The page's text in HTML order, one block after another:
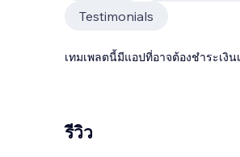
Testimonials
เทมเพลตนี้มีแอปที่อาจต้องชำระเงิ
รีวิว